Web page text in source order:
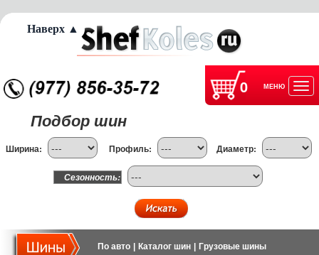
0 МЕНЮ
Подбор шин
Ширина: Профиль: Диаметр:
Сезонность:
По авто Каталог шин Грузовые шины
Наверх ▲